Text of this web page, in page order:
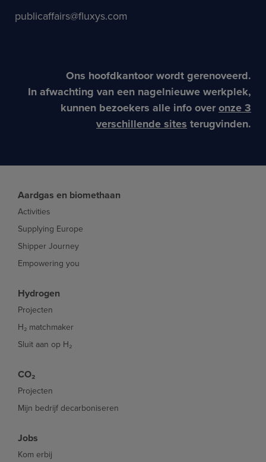
publicaffairs@fluxys.com
Ons hoofdkantoor wordt gerenoveerd.
In afwachting van een nagelnieuwe werkplek,
kunnen bezoekers alle info overonze 3
verschillende sites terugvinden.
Aardgas en biomethaan
Activities
Supplying Europe
Shipper Journey
Empowering you
Hydrogen
Projecten
H₂ matchmaker
Sluit aan op H₂
CO₂
Projecten
Mijn bedrijf decarboniseren
Jobs
Kom erbij